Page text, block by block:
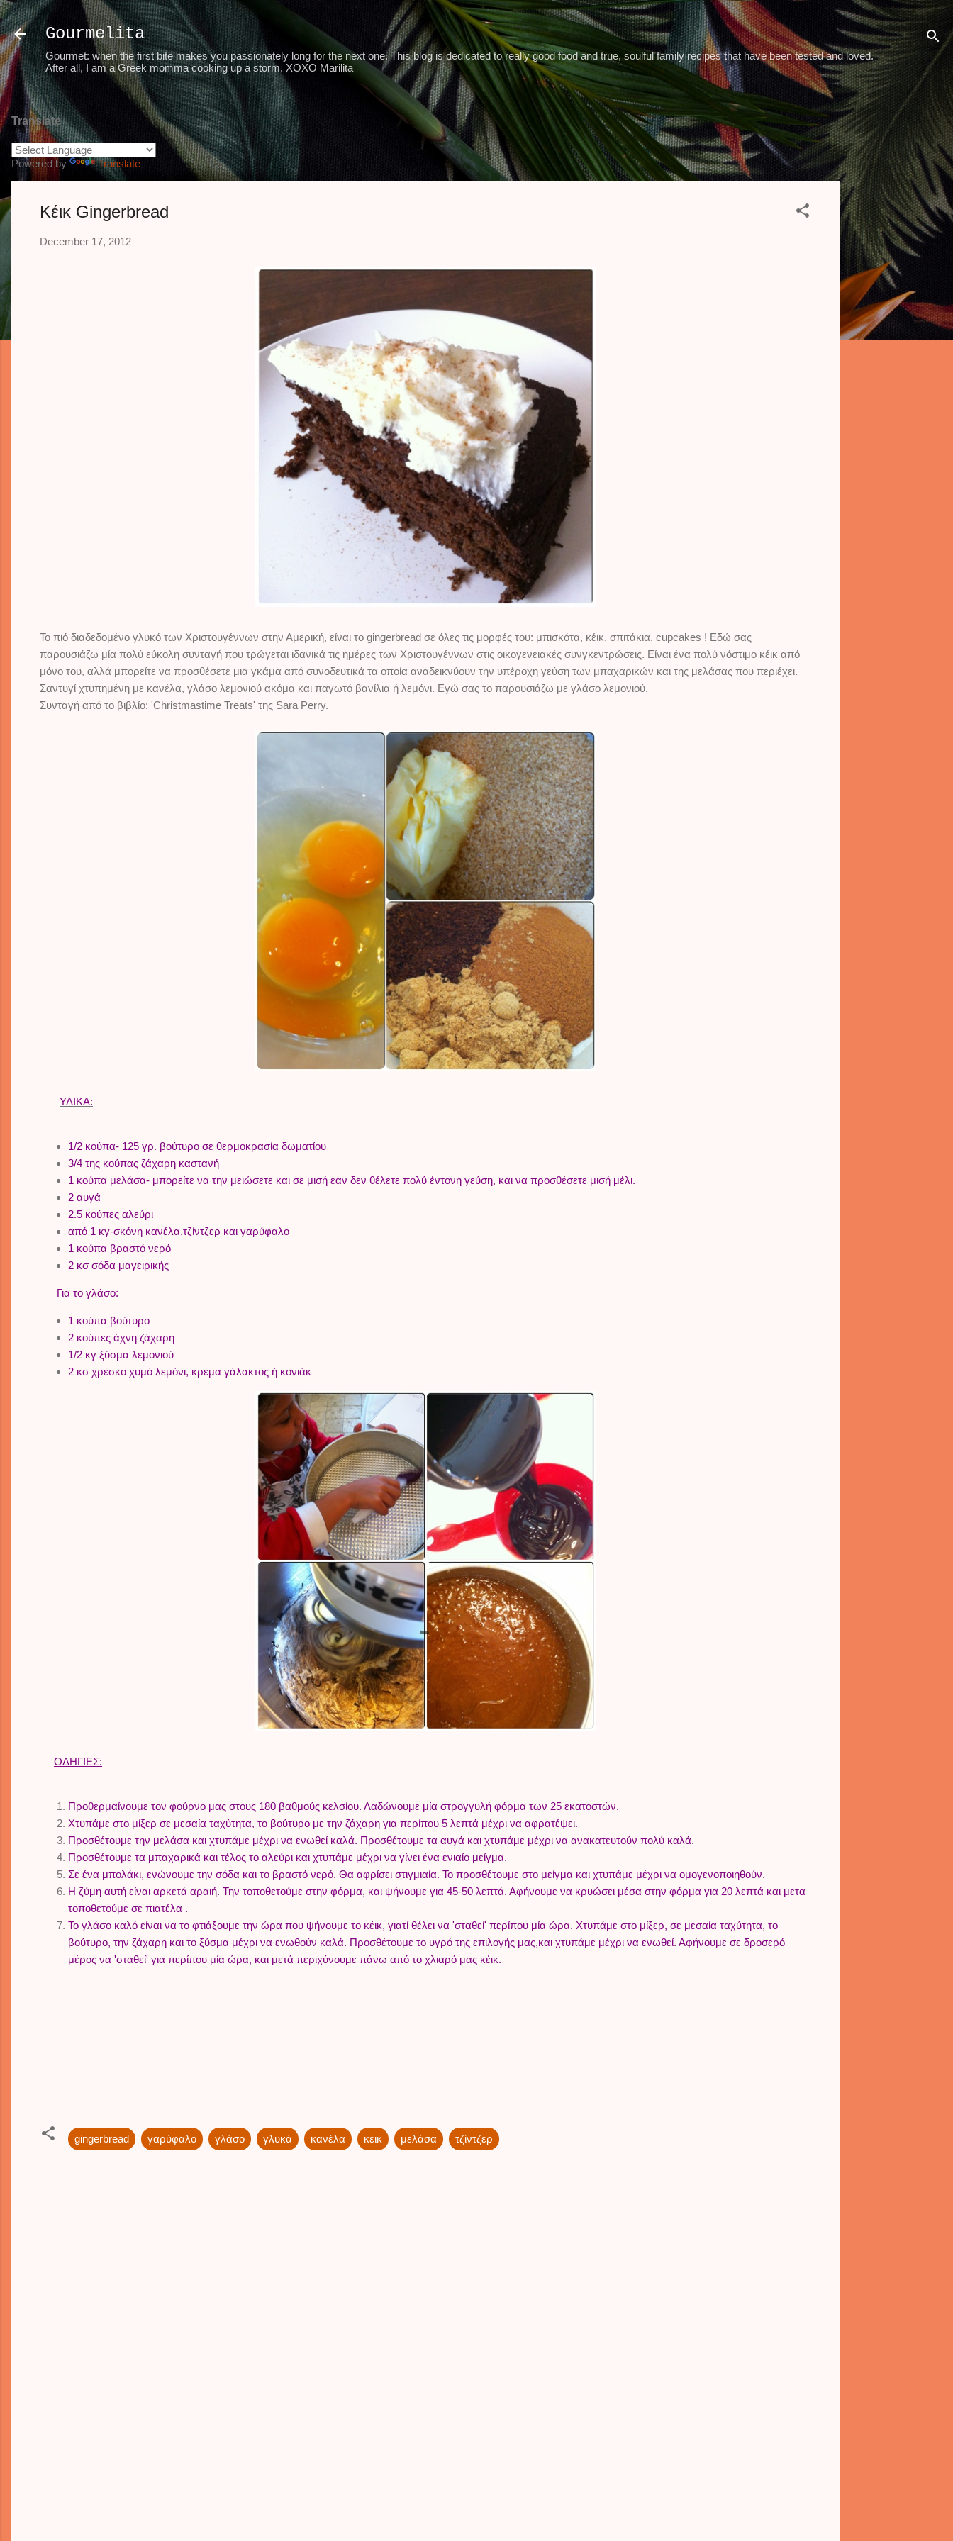
Skip to main content
Gourmelita
Gourmet: when the first bite makes you passionately long for the next one. This blog is dedicated to really good food and true, soulful family recipes that have been tested and loved.
After all, I am a Greek momma cooking up a storm. XOXO Marilita
Translate
Powered by Translate
Κέικ Gingerbread
December 17, 2012
Το πιό διαδεδομένο γλυκό των Χριστουγέννων στην Αμερική, είναι το gingerbread σε όλες τις μορφές του: μπισκότα, κέικ, σπιτάκια, cupcakes ! Εδώ σας
παρουσιάζω μία πολύ εύκολη συνταγή που τρώγεται ιδανικά τις ημέρες των Χριστουγέννων στις οικογενειακές συνγκεντρώσεις. Είναι ένα πολύ νόστιμο κέικ από
μόνο του, αλλά μπορείτε να προσθέσετε μια γκάμα από συνοδευτικά τα οποία αναδεικνύουν την υπέροχη γεύση των μπαχαρικών και της μελάσας που περιέχει.
Σαντυγί χτυπημένη με κανέλα, γλάσο λεμονιού ακόμα και παγωτό βανίλια ή λεμόνι. Εγώ σας το παρουσιάζω με γλάσο λεμονιού.
Συνταγή από το βιβλίο: 'Christmastime Treats' της Sara Perry.
ΥΛΙΚΑ:
1/2 κούπα- 125 γρ. βούτυρο σε θερμοκρασία δωματίου
3/4 της κούπας ζάχαρη καστανή
1 κούπα μελάσα- μπορείτε να την μειώσετε και σε μισή εαν δεν θέλετε πολύ έντονη γεύση, και να προσθέσετε μισή μέλι.
2 αυγά
2.5 κούπες αλεύρι
από 1 κγ-σκόνη κανέλα,τζίντζερ και γαρύφαλο
1 κούπα βραστό νερό
2 κσ σόδα μαγειρικής
Για το γλάσο:
1 κούπα βούτυρο
2 κούπες άχνη ζάχαρη
1/2 κγ ξύσμα λεμονιού
2 κσ χρέσκο χυμό λεμόνι, κρέμα γάλακτος ή κονιάκ
ΟΔΗΓΙΕΣ:
Προθερμαίνουμε τον φούρνο μας στους 180 βαθμούς κελσίου. Λαδώνουμε μία στρογγυλή φόρμα των 25 εκατοστών.
Χτυπάμε στο μίξερ σε μεσαία ταχύτητα, το βούτυρο με την ζάχαρη για περίπου 5 λεπτά μέχρι να αφρατέψει.
Προσθέτουμε την μελάσα και χτυπάμε μέχρι να ενωθεί καλά. Προσθέτουμε τα αυγά και χτυπάμε μέχρι να ανακατευτούν πολύ καλά.
Προσθέτουμε τα μπαχαρικά και τέλος το αλεύρι και χτυπάμε μέχρι να γίνει ένα ενιαίο μείγμα.
Σε ένα μπολάκι, ενώνουμε την σόδα και το βραστό νερό. Θα αφρίσει στιγμιαία. Το προσθέτουμε στο μείγμα και χτυπάμε μέχρι να ομογενοποιηθούν.
Η ζύμη αυτή είναι αρκετά αραιή. Την τοποθετούμε στην φόρμα, και ψήνουμε για 45-50 λεπτά. Αφήνουμε να κρυώσει μέσα στην φόρμα για 20 λεπτά και μετα
τοποθετούμε σε πιατέλα .
Το γλάσο καλό είναι να το φτιάξουμε την ώρα που ψήνουμε το κέικ, γιατί θέλει να 'σταθεί' περίπου μία ώρα. Χτυπάμε στο μίξερ, σε μεσαία ταχύτητα, το
βούτυρο, την ζάχαρη και το ξύσμα μέχρι να ενωθούν καλά. Προσθέτουμε το υγρό της επιλογής μας,και χτυπάμε μέχρι να ενωθεί. Αφήνουμε σε δροσερό
μέρος να 'σταθεί' για περίπου μία ώρα, και μετά περιχύνουμε πάνω από το χλιαρό μας κέικ.
gingerbread γαρύφαλο γλάσο γλυκά κανέλα κέικ μελάσα τζίντζερ